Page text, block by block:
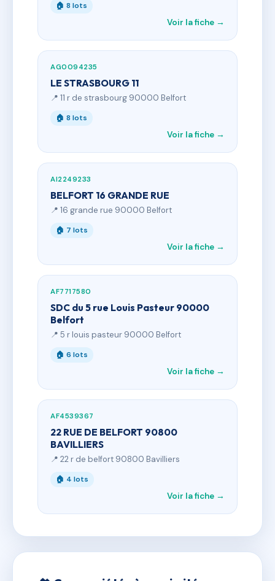
🏠 8 lots
Voir la fiche →
AG0094235
LE STRASBOURG 11
📍 11 r de strasbourg 90000 Belfort
🏠 8 lots
Voir la fiche →
AI2249233
BELFORT 16 GRANDE RUE
📍 16 grande rue 90000 Belfort
🏠 7 lots
Voir la fiche →
AF7717580
SDC du 5 rue Louis Pasteur 90000
Belfort
📍 5 r louis pasteur 90000 Belfort
🏠 6 lots
Voir la fiche →
AF4539367
22 RUE DE BELFORT 90800
BAVILLIERS
📍 22 r de belfort 90800 Bavilliers
🏠 4 lots
Voir la fiche →